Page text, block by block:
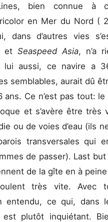
bien connue à
en Mer du Nord (
dans d’autres vies
et Seaspeed Asia, n’a
lui aussi, ce navire a
semblables, aurait dû
ans. Ce n’est pas tout: le
et s’avère être très
ou de voies d’eau (ils
transversales qui
de passer). Last
de la gîte en à
très vite. Avec
entendu, ce qui, dans
est plutôt inquiétant.